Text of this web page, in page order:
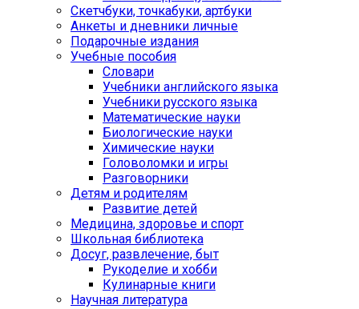
Cкетчбуки, точкабуки, артбуки
Анкеты и дневники личные
Подарочные издания
Учебные пособия
Словари
Учебники английского языка
Учебники русского языка
Математические науки
Биологические науки
Химические науки
Головоломки и игры
Разговорники
Детям и родителям
Развитие детей
Медицина, здоровье и спорт
Школьная библиотека
Досуг, развлечение, быт
Рукоделие и хобби
Кулинарные книги
Научная литература